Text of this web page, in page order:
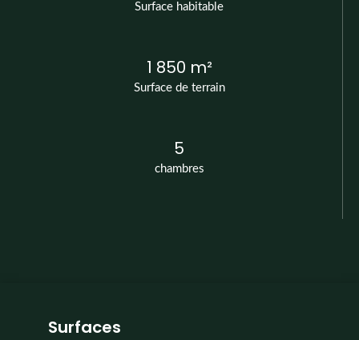
Surface habitable
Surface de terrain
1 850 m²
chambres
5
Surfaces